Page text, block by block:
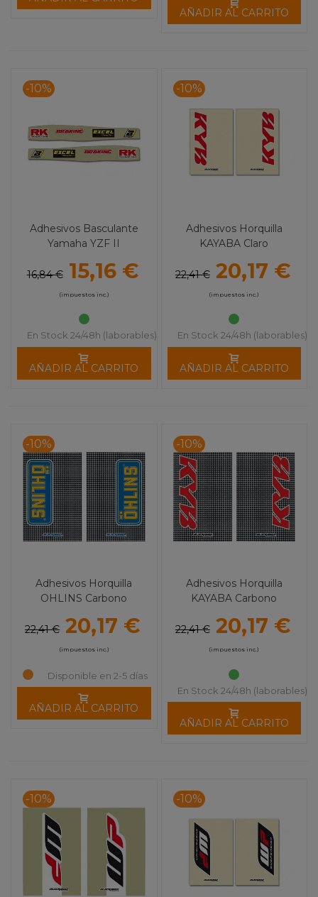
AÑADIR AL CARRITO
-10%
Adhesivos Basculante
Yamaha YZF II
16,84 € 15,16 €
(impuestos inc.)
En Stock 24/48h (laborables)
AÑADIR AL CARRITO
-10%
Adhesivos Horquilla
KAYABA Claro
22,41 € 20,17 €
(impuestos inc.)
En Stock 24/48h (laborables)
AÑADIR AL CARRITO
-10%
Adhesivos Horquilla
OHLINS Carbono
22,41 € 20,17 €
(impuestos inc.)
Disponible en 2-5 días
AÑADIR AL CARRITO
-10%
Adhesivos Horquilla
KAYABA Carbono
22,41 € 20,17 €
(impuestos inc.)
En Stock 24/48h (laborables)
AÑADIR AL CARRITO
-10% -10%